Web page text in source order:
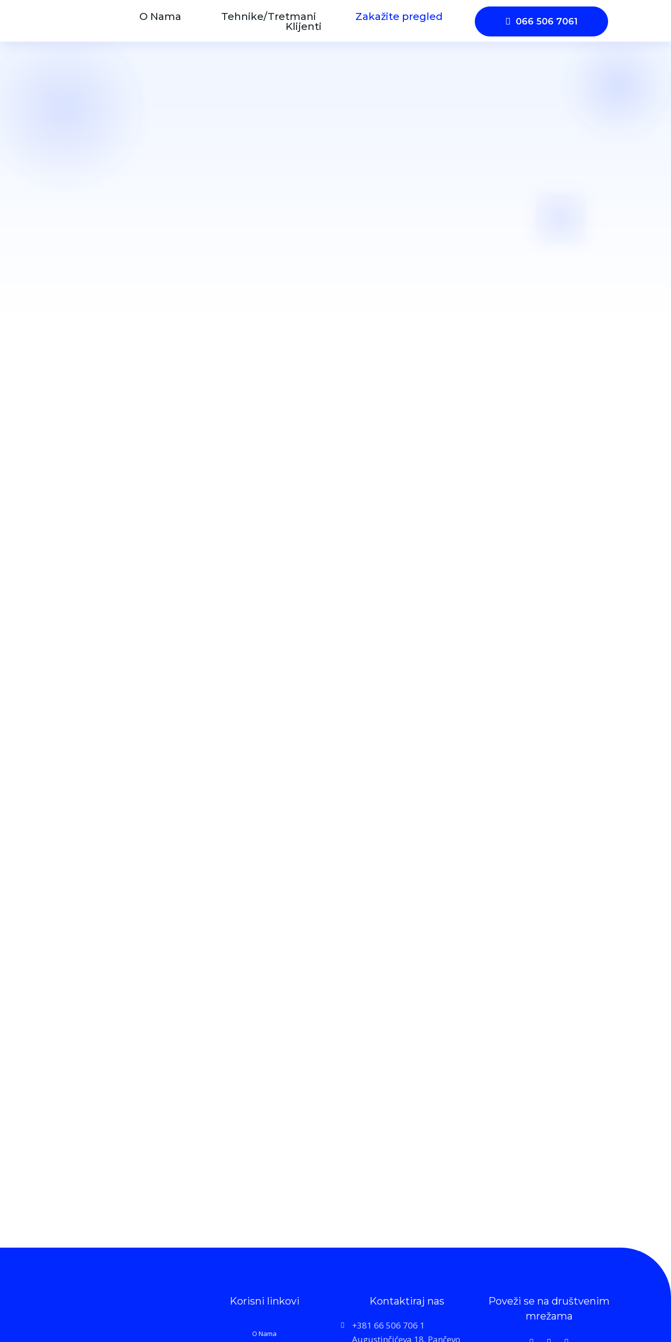
O Nama Tehnike/Tretmani
Zakažite pregled
Klijenti
066 506 7061
Korisni linkovi
O Nama
Kontaktiraj nas
+381 66 506 706 1
Augustinčićeva 18, Pančevo
Poveži se na društvenim
mrežama